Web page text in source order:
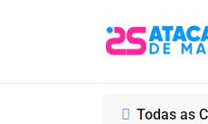
Todas as